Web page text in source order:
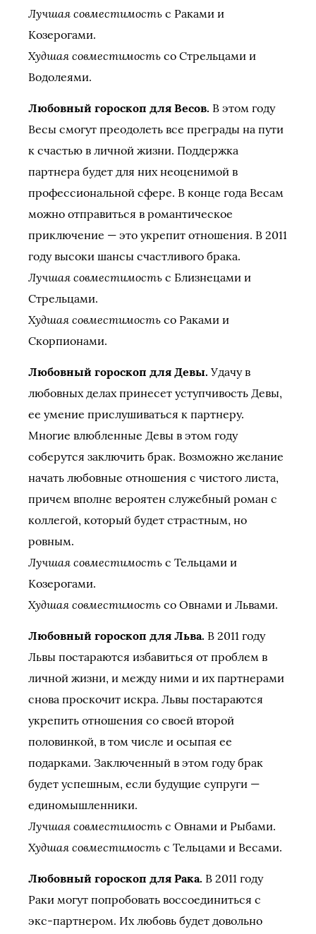
Лучшая совместимость с Раками и
Козерогами.
Худшая совместимость со Стрельцами и
Водолеями.
Любовный гороскоп для Весов. В этом году
Весы смогут преодолеть все преграды на пути
к счастью в личной жизни. Поддержка
партнера будет для них неоценимой в
профессиональной сфере. В конце года Весам
можно отправиться в романтическое
приключение — это укрепит отношения. В 2011
году высоки шансы счастливого брака.
Лучшая совместимость с Близнецами и
Стрельцами.
Худшая совместимость со Раками и
Скорпионами.
Любовный гороскоп для Девы. Удачу в
любовных делах принесет уступчивость Девы,
ее умение прислушиваться к партнеру.
Многие влюбленные Девы в этом году
соберутся заключить брак. Возможно желание
начать любовные отношения с чистого листа,
причем вполне вероятен служебный роман с
коллегой, который будет страстным, но
ровным.
Лучшая совместимость с Тельцами и
Козерогами.
Худшая совместимость со Овнами и Львами.
Любовный гороскоп для Льва. В 2011 году
Львы постараются избавиться от проблем в
личной жизни, и между ними и их партнерами
снова проскочит искра. Львы постараются
укрепить отношения со своей второй
половинкой, в том числе и осыпая ее
подарками. Заключенный в этом году брак
будет успешным, если будущие супруги —
единомышленники.
Лучшая совместимость с Овнами и Рыбами.
Худшая совместимость с Тельцами и Весами.
Любовный гороскоп для Рака. В 2011 году
Раки могут попробовать воссоединиться с
экс-партнером. Их любовь будет довольно